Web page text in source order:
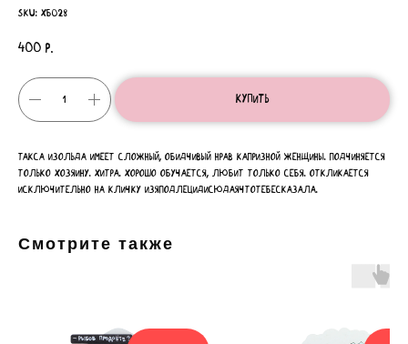
SKU: ХБ028
400 р.
Купить
Такса Изольда имеет сложный, обидчивый нрав капризной женщины. Подчиняется
только хозяину. Хитра. Хорошо обучается, любит только себя. Откликается
исключительно на кличку изяподлецидисюдаячтотебесказала.
Смотрите также